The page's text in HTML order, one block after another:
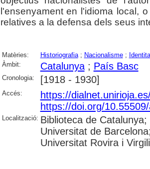
l'ensenyament en l'idioma local,
relatives a la defensa dels seus
Matèries: Historiografia; Nacionalisme;
Àmbit:
Catalunya; País Basc
Cronologia: [1918 - 1930]
Accés:
https://
https://doi.org/
Localització: Biblioteca de
Universitat de
Universitat Rovira i